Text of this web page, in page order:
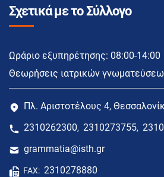
Σχετικά με το Σύλλογο
Ωράριο εξυπηρέτησης: 08:00-14:00
Θεωρήσεις ιατρικών
Πλ. Αριστοτέλους 4,
2310262300, 2310273755,
grammatia@isth.gr
FAX: 2310278880